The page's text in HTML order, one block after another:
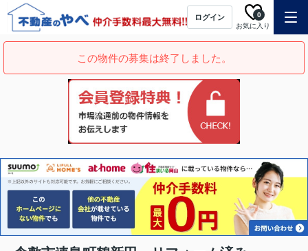
ログイン
お気に入り
0
この物件の募集は終了しました。